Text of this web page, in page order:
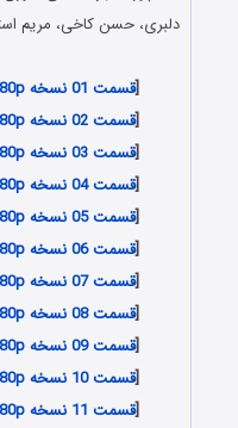
دلبری، حسن کاخی، مریم
[قسمت 01 نسخه 1080p
[قسمت 02 نسخه 1080p
[قسمت 03 نسخه 1080p
[قسمت 04 نسخه 1080p
[قسمت 05 نسخه 1080p
[قسمت 06 نسخه 1080p
[قسمت 07 نسخه 1080p
[قسمت 08 نسخه 1080p
[قسمت 09 نسخه 1080p
[قسمت 10 نسخه 1080p
[قسمت 11 نسخه 1080p